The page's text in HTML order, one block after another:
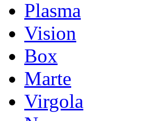
Plasma
Vision
Box
Marte
Virgola